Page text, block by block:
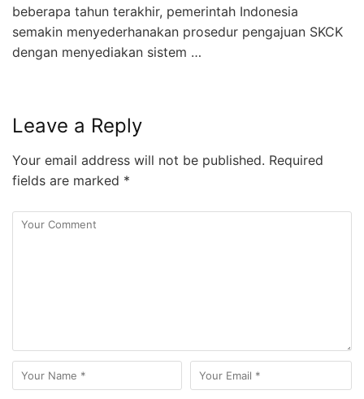
beberapa tahun terakhir, pemerintah Indonesia
semakin menyederhanakan prosedur pengajuan SKCK
dengan menyediakan sistem …
Leave a Reply
Your email address will not be published. Required
fields are marked *